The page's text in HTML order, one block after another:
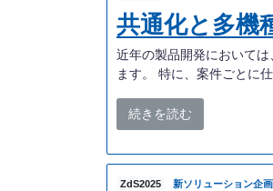
共通化と多機
近年の製品開発において
ます。 特に、案件ごとに
続きを読む
ZdS2025 新ソリューション企画